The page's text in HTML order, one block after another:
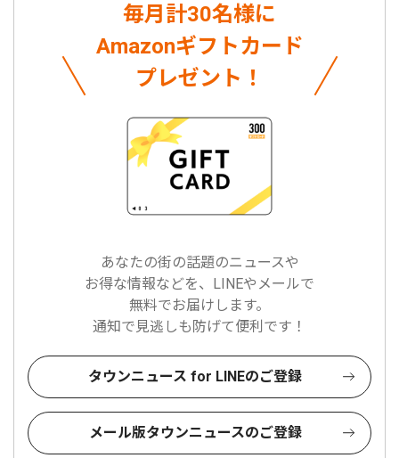
毎月計30名様に
Amazonギフトカード
プレゼント！
あなたの街の話題のニュースや
お得な情報などを、LINEやメールで
無料でお届けします。
通知で見逃しも防げて便利です！
タウンニュース for LINEのご登録
メール版タウンニュースのご登録